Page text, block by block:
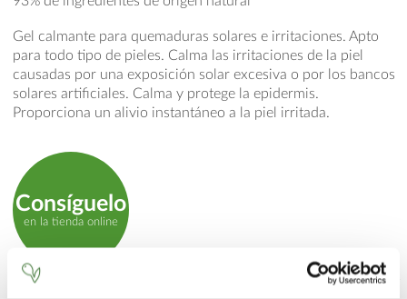
Gel calmante para quemaduras solares e irritaciones. Apto
para todo tipo de pieles. Calma las irritaciones de la piel
causadas por una exposición solar excesiva o por los bancos
solares artificiales. Calma y protege la epidermis.
Proporciona un alivio instantáneo a la piel irritada.
Consíguelo
en la tienda online